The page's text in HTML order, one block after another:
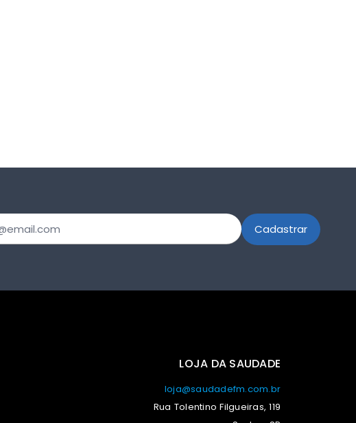
LOJA DA SAUDADE
loja@saudadefm.com.br
Rua Tolentino Filgueiras, 119